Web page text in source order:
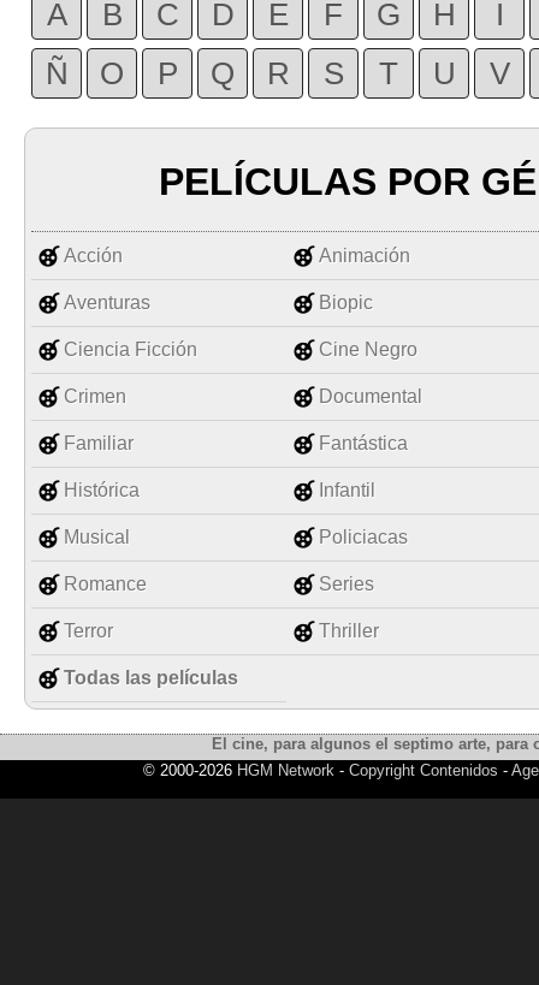
A B C D E F G H
I
Ñ
O P Q R S T U V
PELÍCULAS POR
Acción Animación
Aventuras Biopic
Ciencia Ficción Cine Negro
Crimen Documental
Familiar Fantástica
Histórica Infantil
Musical Policiacas
Romance Series
Terror Thriller
Todas las películas
El cine, para algunos el septimo arte,
© 2000-2026 HGM Network- Copyright Contenidos -